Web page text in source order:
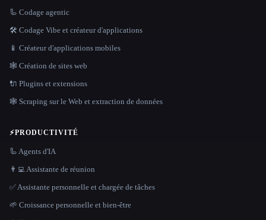
🦾 Codage agentic
🛠️ Codage Vibe et créateur d'applications
📱 Créateur d'applications mobiles
🕸 Création de sites web
🔌 Plugins et extensions
🕸️ Scraping sur le Web et extraction de données
⚡PRODUCTIVITÉ
🦾 Agents d'IA
👨‍💻 Assistante de réunion
✅ Assistante personnelle et chargée de tâches
🌱 Croissance personnelle et bien-être